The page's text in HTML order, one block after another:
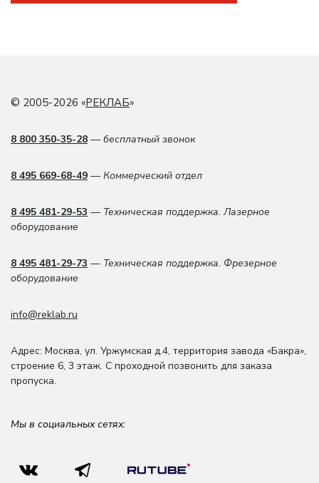
© 2005-2026 «РЕКЛАБ»
8 800 350-35-28 — бесплатный звонок
8 495 669-68-49 — Коммерческий отдел
8 495 481-29-53 — Техническая поддержка. Лазерное
оборудование
8 495 481-29-73 — Техническая поддержка. Фрезерное
оборудование
info@reklab.ru
Адрес: Москва, ул. Уржумская д.4, территория завода «Бакра»,
строение 6, 3 этаж. С проходной позвонить для заказа
пропуска.
Мы в социальных сетях: